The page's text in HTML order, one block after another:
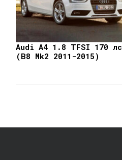
Audi A4 1.8 TFSI 170 лс
(B8 Mk2 2011-2015)